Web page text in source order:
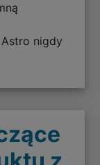
nigdy